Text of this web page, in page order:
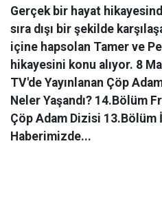
Gerçek bir hayat
sıra dışı bir şekilde
içine hapsolan Tamer ve
hikayesini konu alıyor. 8
TV'de Yayınlanan Çöp
Neler Yaşandı? 14.Bölüm
Çöp Adam Dizisi 13.Bölüm
Haberimizde...